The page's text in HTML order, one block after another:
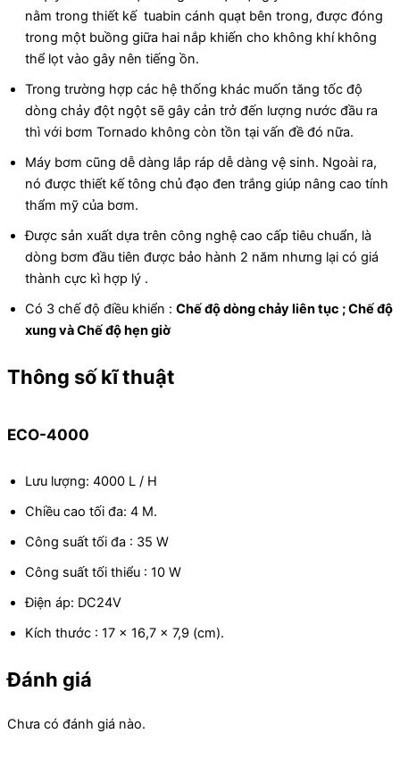
nằm trong thiết kế tuabin cánh quạt bên trong, được đóng
trong một buồng giữa hai nắp khiến cho không khí không
thể lọt vào gây nên tiếng ồn.
Trong trường hợp các hệ thống khác muốn tăng tốc độ
dòng chảy đột ngột sẽ gây cản trở đến lượng nước đầu ra
thì với bơm Tornado không còn tồn tại vấn đề đó nữa.
Máy bơm cũng dễ dàng lắp ráp dễ dàng vệ sinh. Ngoài ra,
nó được thiết kế tông chủ đạo đen trắng giúp nâng cao tính
thẩm mỹ của bơm.
Được sản xuất dựa trên công nghệ cao cấp tiêu chuẩn, là
dòng bơm đầu tiên được bảo hành 2 năm nhưng lại có giá
thành cực kì hợp lý .
Có 3 chế độ điều khiển : Chế độ dòng chảy liên tục ; Chế độ
xung và Chế độ hẹn giờ
Thông số kĩ thuật
ECO-4000
Lưu lượng: 4000 L / H
Chiều cao tối đa: 4 M.
Công suất tối đa : 35 W
Công suất tối thiểu : 10 W
Điện áp: DC24V
Kích thước : 17 x 16,7 x 7,9 (cm).
Đánh giá
Chưa có đánh giá nào.